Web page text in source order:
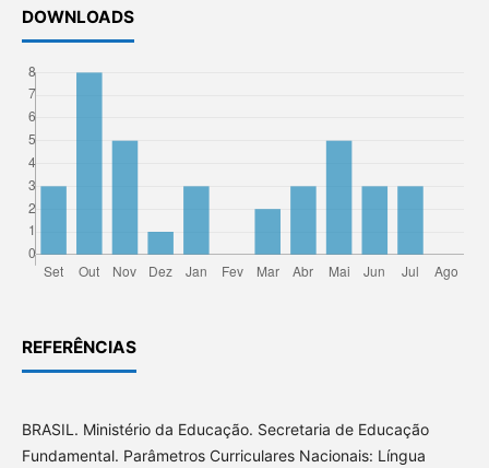
DOWNLOADS
REFERÊNCIAS
BRASIL. Ministério da Educação. Secretaria de Educação
Fundamental. Parâmetros Curriculares Nacionais: Língua